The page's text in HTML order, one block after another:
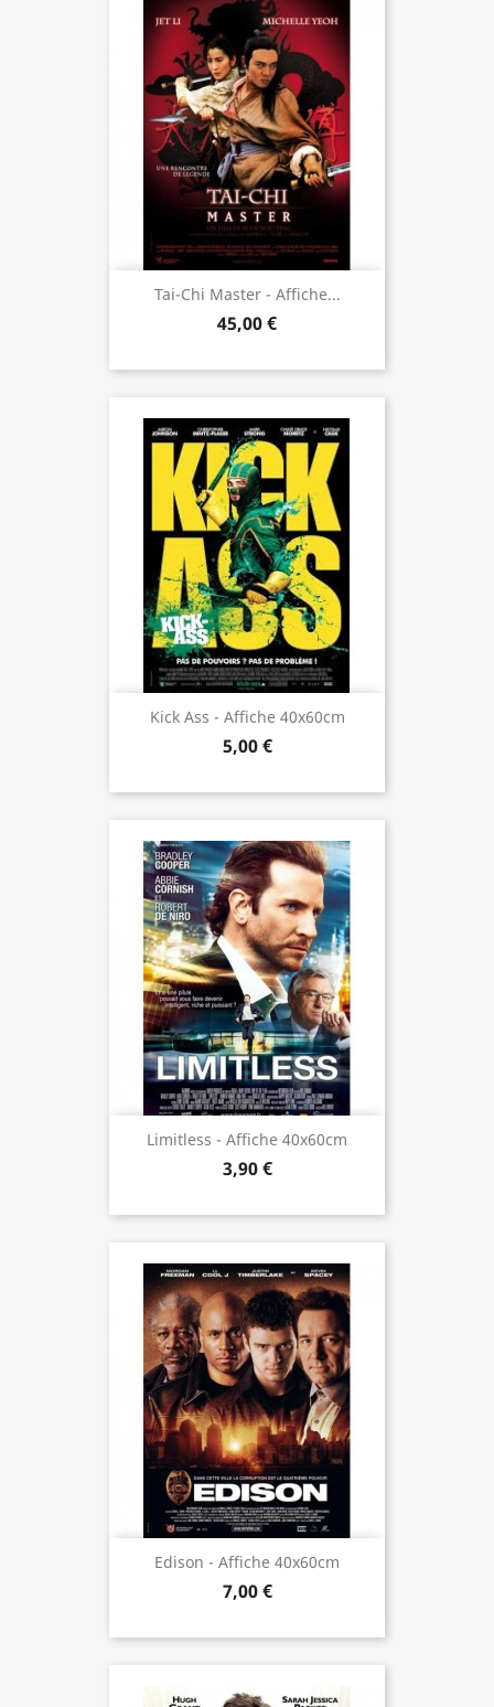
Tai-Chi Master - Affiche...
45,00 €
Kick Ass - Affiche 40x60cm
5,00 €
Limitless - Affiche 40x60cm
3,90 €
Edison - Affiche 40x60cm
7,00 €